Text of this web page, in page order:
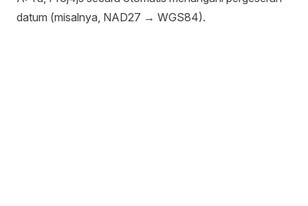
datum (misalnya, NAD27 → WGS84).